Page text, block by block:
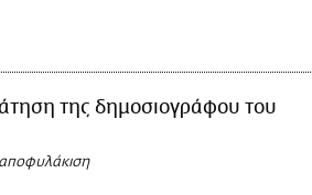
της δημοσιογράφου του